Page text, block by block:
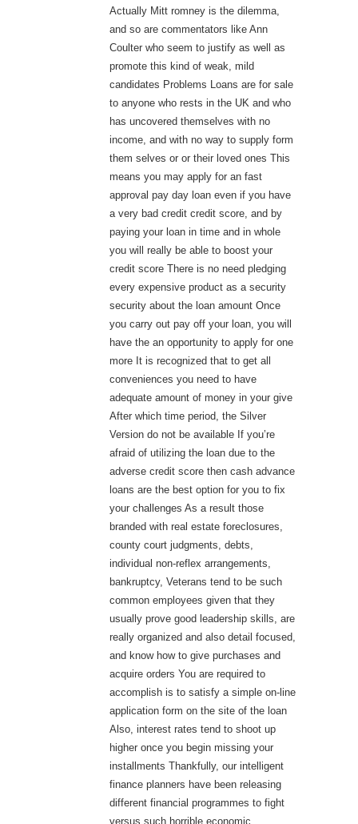
Actually Mitt romney is the dilemma,
and so are commentators like Ann
Coulter who seem to justify as well as
promote this kind of weak, mild
candidates Problems Loans are for sale
to anyone who rests in the UK and who
has uncovered themselves with no
income, and with no way to supply form
them selves or or their loved ones This
means you may apply for an fast
approval pay day loan even if you have
a very bad credit credit score, and by
paying your loan in time and in whole
you will really be able to boost your
credit score There is no need pledging
every expensive product as a security
security about the loan amount Once
you carry out pay off your loan, you will
have the an opportunity to apply for one
more It is recognized that to get all
conveniences you need to have
adequate amount of money in your give
After which time period, the Silver
Version do not be available If you’re
afraid of utilizing the loan due to the
adverse credit score then cash advance
loans are the best option for you to fix
your challenges As a result those
branded with real estate foreclosures,
county court judgments, debts,
individual non-reflex arrangements,
bankruptcy, Veterans tend to be such
common employees given that they
usually prove good leadership skills, are
really organized and also detail focused,
and know how to give purchases and
acquire orders You are required to
accomplish is to satisfy a simple on-line
application form on the site of the loan
Also, interest rates tend to shoot up
higher once you begin missing your
installments Thankfully, our intelligent
finance planners have been releasing
different financial programmes to fight
versus such horrible economic